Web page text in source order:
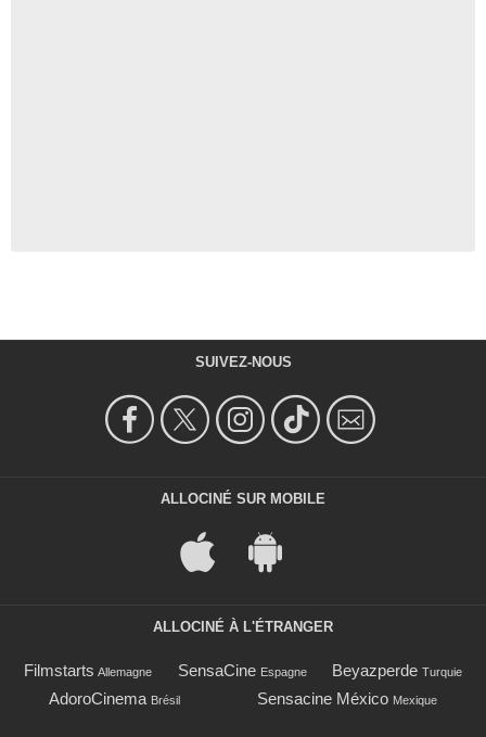
SUIVEZ-NOUS
ALLOCINÉ SUR MOBILE
ALLOCINÉ À L'ÉTRANGER
Filmstarts Allemagne SensaCine Espagne Beyazperde Turquie
AdoroCinema Brésil Sensacine México Mexique